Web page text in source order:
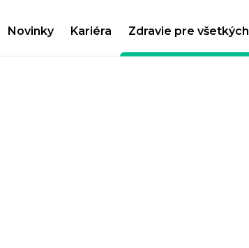
Novinky Kariéra Zdravie pre všetkých